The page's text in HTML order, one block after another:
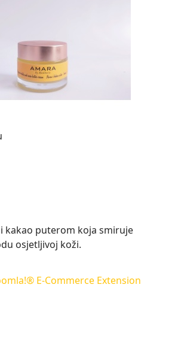
kakao puterom koja smiruje
osjetljivoj koži.
E-Commerce Extension